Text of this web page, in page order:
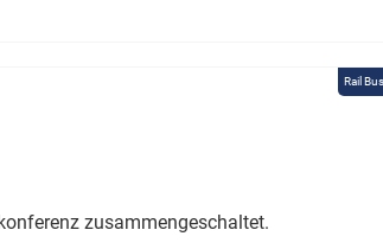
Rail
zusammengeschaltet.